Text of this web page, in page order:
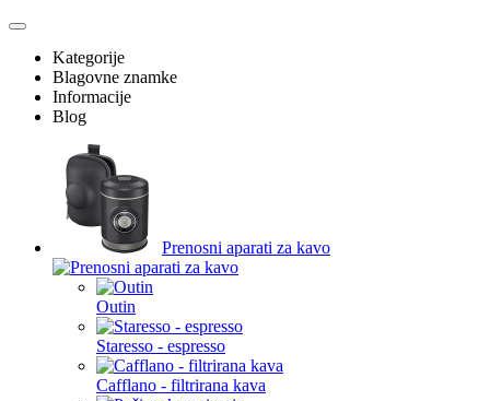
Kategorije
Blagovne znamke
Informacije
Blog
Prenosni aparati za kavo
Outin
Staresso - espresso
Cafflano - filtrirana kava